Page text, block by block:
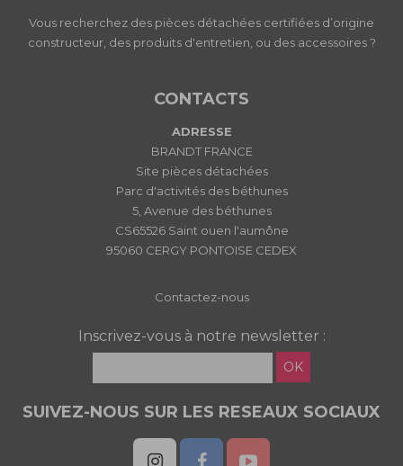
Vous recherchez des pièces détachées certifiées d’origine
constructeur, des produits d'entretien, ou des accessoires ?
CONTACTS
ADRESSE
BRANDT FRANCE
Site pièces détachées
Parc d'activités des béthunes
5, Avenue des béthunes
CS65526 Saint ouen l'aumône
95060 CERGY PONTOISE CEDEX
Contactez-nous
Inscrivez-vous à notre newsletter :
OK
SUIVEZ-NOUS SUR LES RESEAUX SOCIAUX